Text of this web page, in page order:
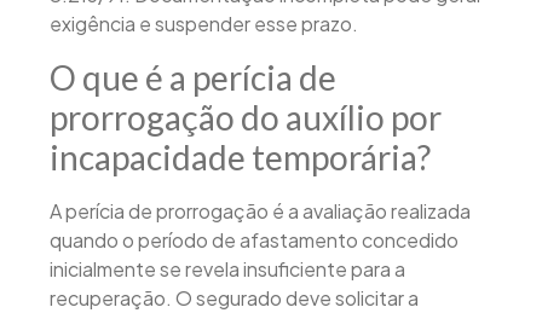
exigência e suspender esse prazo.
O que é a perícia de
prorrogação do auxílio por
incapacidade temporária?
A perícia de prorrogação é a avaliação realizada
quando o período de afastamento concedido
inicialmente se revela insuficiente para a
recuperação. O segurado deve solicitar a